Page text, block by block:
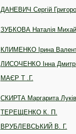
ДАНЕВИЧ Сергій
ЗУБКОВА Наталія
КЛИМЕНКО Ірина
ЛИСОЧЕНКО Інна
МАЄР Т .Г.
СКИРТА Маргарита
ТЕРЕЩЕНКО К. П.
ВРУБЛЕВСЬКИЙ В. Г.